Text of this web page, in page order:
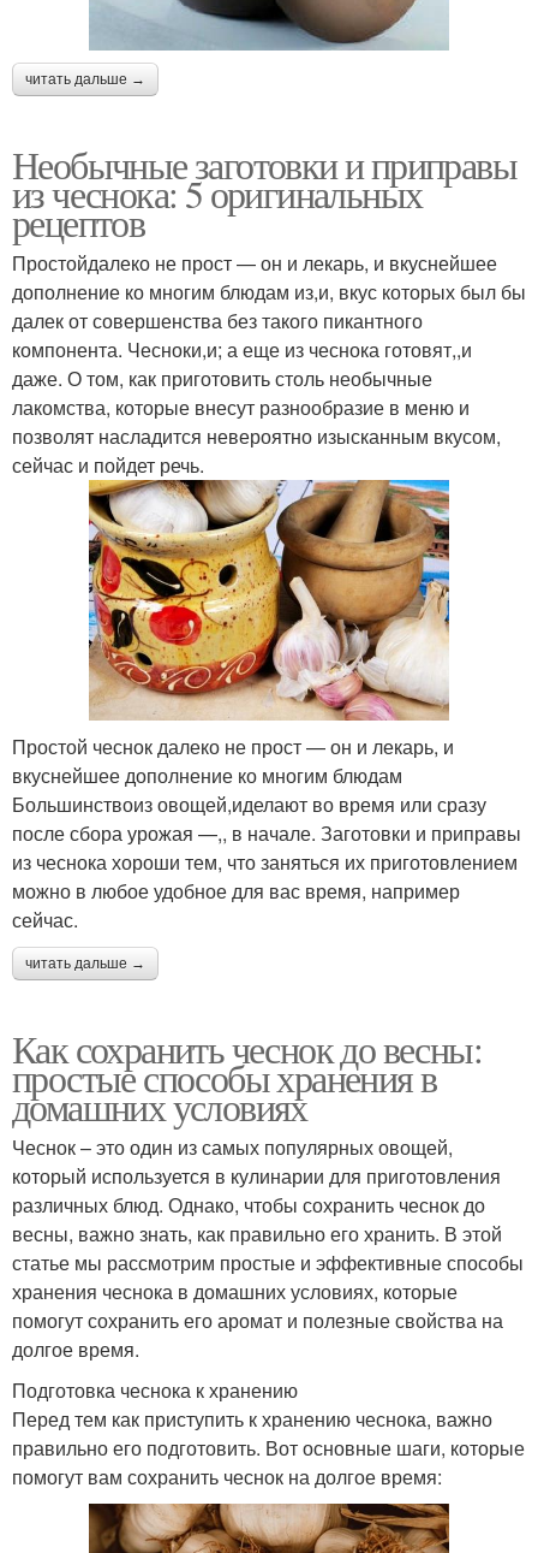
читать дальше →
Необычные заготовки и приправы
из чеснока: 5 оригинальных
рецептов
Простойдалеко не прост — он и лекарь, и вкуснейшее
дополнение ко многим блюдам из,и, вкус которых был бы
далек от совершенства без такого пикантного
компонента. Чесноки,и; а еще из чеснока готовят,,и
даже. О том, как приготовить столь необычные
лакомства, которые внесут разнообразие в меню и
позволят насладится невероятно изысканным вкусом,
сейчас и пойдет речь.
Простой чеснок далеко не прост — он и лекарь, и
вкуснейшее дополнение ко многим блюдам
Большинствоиз овощей,иделают во время или сразу
после сбора урожая —,, в начале. Заготовки и приправы
из чеснока хороши тем, что заняться их приготовлением
можно в любое удобное для вас время, например
сейчас.
читать дальше →
Как сохранить чеснок до весны:
простые способы хранения в
домашних условиях
Чеснок – это один из самых популярных овощей,
который используется в кулинарии для приготовления
различных блюд. Однако, чтобы сохранить чеснок до
весны, важно знать, как правильно его хранить. В этой
статье мы рассмотрим простые и эффективные способы
хранения чеснока в домашних условиях, которые
помогут сохранить его аромат и полезные свойства на
долгое время.
Подготовка чеснока к хранению
Перед тем как приступить к хранению чеснока, важно
правильно его подготовить. Вот основные шаги, которые
помогут вам сохранить чеснок на долгое время: